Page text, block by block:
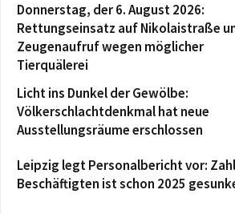
Donnerstag, der 6. August 2026:
Rettungseinsatz auf Nikolaistraße
Zeugenaufruf wegen möglicher
Tierquälerei
Licht ins Dunkel der Gewölbe:
Völkerschlachtdenkmal hat neue
Ausstellungsräume erschlossen
Leipzig legt Personalbericht vor:
Beschäftigten ist schon 2025